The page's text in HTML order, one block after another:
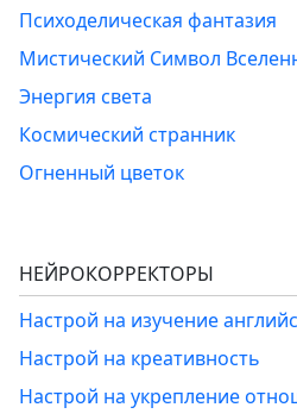
Психоделическая фантазия
Мистический Символ
Энергия света
Космический странник
Огненный цветок
НЕЙРОКОРРЕКТОРЫ
Настрой на изучение
Настрой на креативность
Настрой на укрепление